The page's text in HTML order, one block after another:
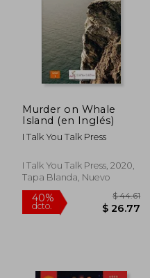
$ 32.01
Murder on Whale
Island (en Inglés)
I Talk You Talk Press
I Talk You Talk Press, 2020,
Tapa Blanda, Nuevo